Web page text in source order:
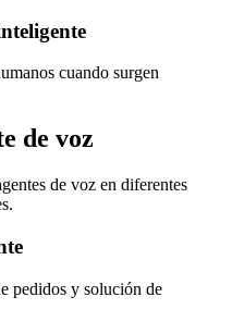
cuando surgen
de voz
de voz en diferentes
pedidos y solución de